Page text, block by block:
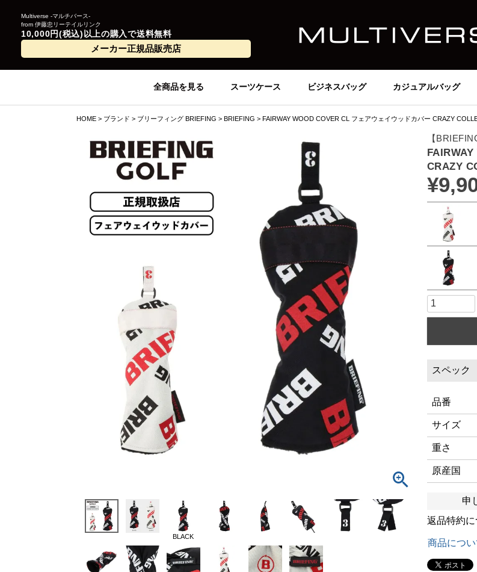
Multiverse -マルチバース-
from 伊藤忠リーテイルリンク
10,000円(税込)以上の購入で送料無料
メーカー正規品販売店
全商品を見る スーツケース ビジネスバッグ カジュアルバッグ
HOME ブランド ブリーフィング BRIEFING BRIEFING FAIRWAY WOOD COVER CL フェアウェイウッドカバー CRAZY
BLACK
【
CRAZY
¥
スペック
品番
サイズ
重さ
原産国
申
返品特約に
商品につ